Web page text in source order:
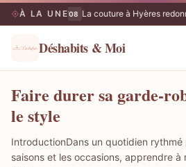
À LA UNE
09/08 La couture à Hyères
Déshabits & Moi
Faire durer sa garde-
le style
IntroductionDans un quotidien rythmé
saisons et les occasions, apprendre à